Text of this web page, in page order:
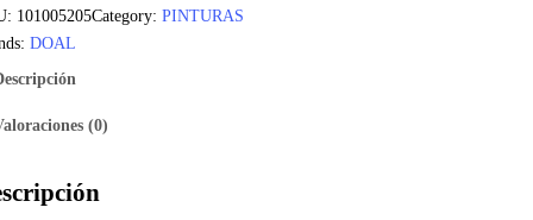
101005205Category: PINTURAS
DOAL
(0)